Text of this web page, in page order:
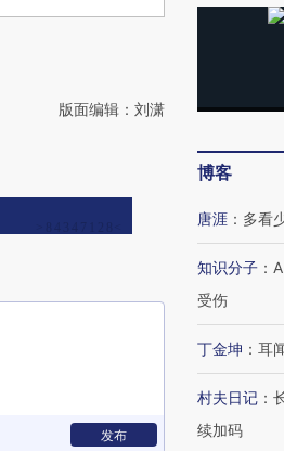
版面编辑：刘潇
发布
博客
唐涯 ： 多看
知识分子 ：
受伤
丁金坤 ： 耳
村夫日记 ：
续加码